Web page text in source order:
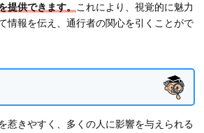
提供できます。 これにより、視覚的に魅力
情報を伝え、通行者の関心を引くことがで
惹きやすく、多くの人に影響を与えられる